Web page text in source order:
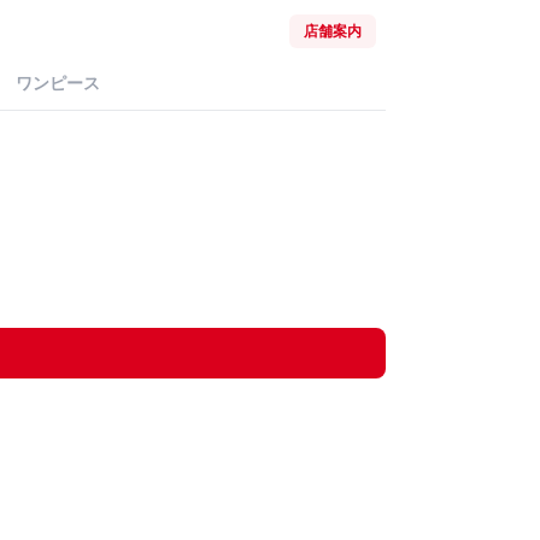
店舗案内
ワンピース